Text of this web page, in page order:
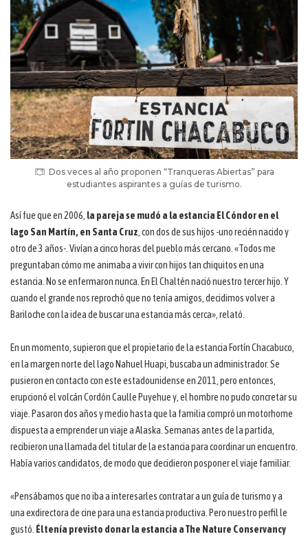
Dos veces al año proponen “Tranqueras Abiertas” para
estudiantes aspirantes a guías de turismo.
Así fue que en 2006, la pareja se mudó a la estancia El Cóndor en el
lago San Martín, en Santa Cruz , con dos de sus hijos -uno recién nacido y
otro de 3 años-. Vivían a cinco horas del pueblo más cercano. «Todos me
preguntaban cómo me animaba a vivir con hijos tan chiquitos en una
estancia. No se enfermaron nunca. En El Chaltén nació nuestro tercer hijo. Y
cuando el grande nos reprochó que no tenía amigos, decidimos volver a
Bariloche con la idea de buscar una estancia más cerca», relató.
En un momento, supieron que el propietario de la estancia Fortín Chacabuco,
en la margen norte del lago Nahuel Huapi, buscaba un administrador. Se
pusieron en contacto con este estadounidense en 2011, pero entonces,
erupcionó el volcán Cordón Caulle Puyehue y, el hombre no pudo concretar su
viaje. Pasaron dos años y medio hasta que la familia compró un motorhome
dispuesta a emprender un viaje a Alaska. Semanas antes de la partida,
recibieron una llamada del titular de la estancia para coordinar un encuentro.
Había varios candidatos, de modo que decidieron posponer el viaje familiar.
«Pensábamos que no iba a interesarles contratar a un guía de turismo y a
una exdirectora de cine para una estancia productiva. Pero nuestro perfil le
gustó. Él tenía previsto donar la estancia a The Nature Conservancy